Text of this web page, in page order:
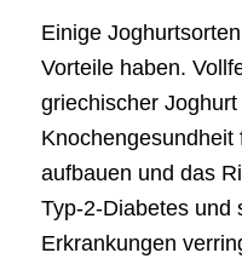
Einige
Vorteile haben.
griechischer
aufbauen und das
Typ-2-Diabetes und
Erkrankungen